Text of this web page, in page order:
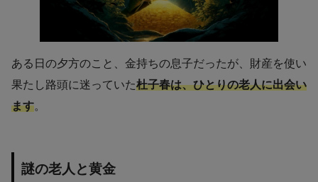
ある日の夕方のこと、金持ちの息子だったが、財産を使い
果たし路頭に迷っていた杜子春は、ひとりの老人に出会い
ます。
謎の老人と黄金